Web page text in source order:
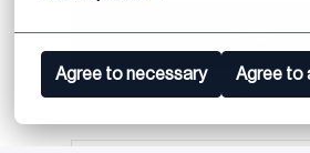
Agree to necessary Agree to
Postuler
ou